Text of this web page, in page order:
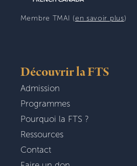
Membre TMAI (en savoir plus)
Découvrir la FTS
Admission
Programmes
Pourquoi la FTS ?
Ressources
Contact